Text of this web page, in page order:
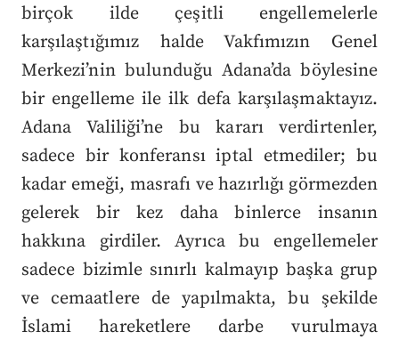
birçok ilde çeşitli engellemelerle
karşılaştığımız halde Vakfımızın Genel
Merkezi’nin bulunduğu Adana’da böylesine
bir engelleme ile ilk defa karşılaşmaktayız.
Adana Valiliği’ne bu kararı verdirtenler,
sadece bir konferansı iptal etmediler; bu
kadar emeği, masrafı ve hazırlığı görmezden
gelerek bir kez daha binlerce insanın
hakkına girdiler. Ayrıca bu engellemeler
sadece bizimle sınırlı kalmayıp başka grup
ve cemaatlere de yapılmakta, bu şekilde
İslami hareketlere darbe vurulmaya